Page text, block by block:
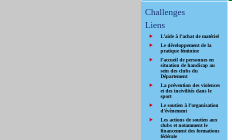
Challenges
Liens
L’aide à l’achat de matériel
Le développement de la
pratique féminine
l’accueil de personnes en
situation de handicap au
sein des clubs du
Département
La prévention des violences
et des incivilités dans le
sport
Le soutien à l’organisation
d’évènement
Les actions de soutien aux
clubs et notamment le
financement des formations
fédérale